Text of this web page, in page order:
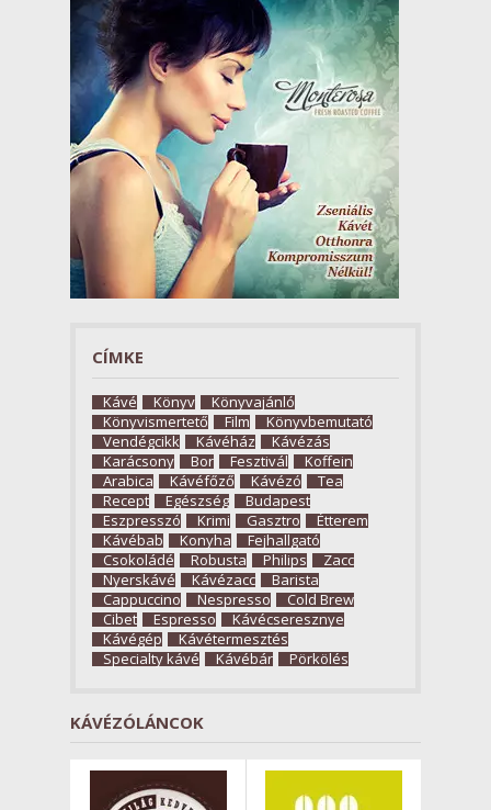
CÍMKE
Kávé Könyv
Könyvajánló
Könyvismertető
Film
Könyvbemutató
Vendégcikk
Kávéház
Kávézás
Karácsony
Bor Fesztivál
Koffein
Arabica
Kávéfőző Kávézó
Tea
Recept
Egészség
Budapest
Eszpresszó
Krimi Gasztro
Étterem
Kávébab
Konyha
Fejhallgató
Csokoládé
Robusta Philips
Zacc
Nyerskávé
Kávézacc
Barista
Cappuccino
Nespresso
Cold Brew
Cibet
Espresso
Kávécseresznye
Kávégép
Kávétermesztés
Specialty kávé
Kávébár Pörkölés
KÁVÉZÓLÁNCOK